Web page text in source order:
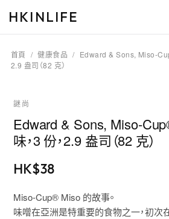
HKINLIFE
首頁 / 健康食品 / Edward & Sons, Miso-
2.9 盎司（82 克）
謎尚
Edward & Sons, Miso-
味，3 份，2.9 盎司（82 克）
HK$38
Miso-Cup® Miso 的故事。
味噌在亞洲是特重要的食物之一，初次